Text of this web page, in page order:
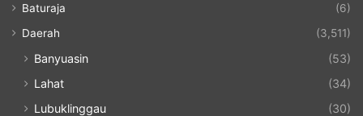
Baturaja
(6)
Daerah
(3,511)
Banyuasin
(53)
Lahat
(34)
Lubuklinggau
(30)